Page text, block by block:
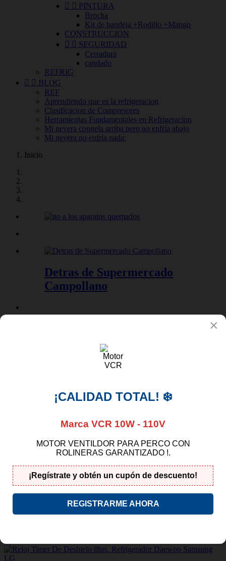
  PINTURA
Brocha
Kit de bandeja +Rodillo +Mango
CONSTRUCCION
  SEGURIDAD
Cerradura
candado
REFRIG
  BLOG
REF
Aprendiendo que es la refrigeracion
Clasificacion de Compresores
Herramientas Fundamentales en Refrigeracion
Mi nevera congela arriba pero no enfría abajo
Mi nevera no enfría nada:
Inicio
Detras de Supermercado
Campollano
Novedades en la tienda
Timer o Reloj de Centrifugado para Lavadora
Nuevo
Vista rápida
Timer Reloj Nevera Haier 8 Horas 7 Minutos
10,00 $
×
¡CALIDAD TOTAL! ❄️
Marca VCR 10W - 110V
MOTOR VENTILDOR PARA PERCO CON
ROLINERAS GARANTIZADO !.
¡Regístrate y obtén un cupón de descuento!
REGISTRARME AHORA